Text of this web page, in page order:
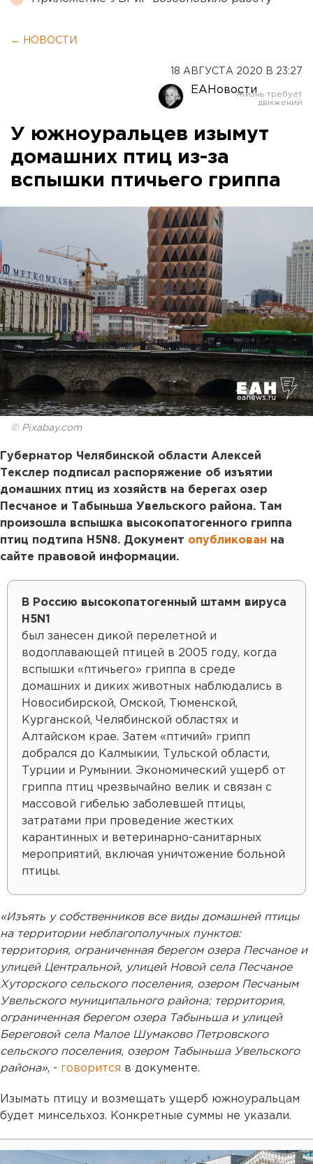
← НОВОСТИ
18 АВГУСТА 2020 В 23:27
ЕАНовости
У южноуральцев изымут
домашних птиц из-за
вспышки птичьего гриппа
© Pixabay.com
Губернатор Челябинской области Алексей
Текслер подписал распоряжение об изъятии
домашних птиц из хозяйств на берегах озер
Песчаное и Табыньша Увельского района. Там
произошла вспышка высокопатогенного гриппа
птиц подтипа H5N8. Документ опубликован на
сайте правовой информации.
В Россию высокопатогенный штамм вируса
H5N1
был занесен дикой перелетной и
водоплавающей птицей в 2005 году, когда
вспышки «птичьего» гриппа в среде
домашних и диких животных наблюдались в
Новосибирской, Омской, Тюменской,
Курганской, Челябинской областях и
Алтайском крае. Затем «птичий» грипп
добрался до Калмыкии, Тульской области,
Турции и Румынии. Экономический ущерб от
гриппа птиц чрезвычайно велик и связан с
массовой гибелью заболевшей птицы,
затратами при проведение жестких
карантинных и ветеринарно-санитарных
мероприятий, включая уничтожение больной
птицы.
«Изъять у собственников все виды домашней птицы
на территории неблагополучных пунктов:
территория, ограниченная берегом озера Песчаное и
улицей Центральной, улицей Новой села Песчаное
Хуторского сельского поселения, озером Песчаным
Увельского муниципального района; территория,
ограниченная берегом озера Табыньша и улицей
Береговой села Малое Шумаково Петровского
сельского поселения, озером Табыньша Увельского
района», - говорится в документе.
Изымать птицу и возмещать ущерб южноуральцам
будет минсельхоз. Конкретные суммы не указали.